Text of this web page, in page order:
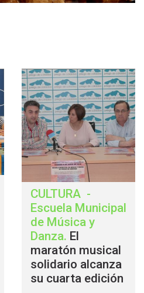
CULTURA -
Escuela Municipal
de Música y
Danza. El
maratón musical
solidario alcanza
su cuarta edición